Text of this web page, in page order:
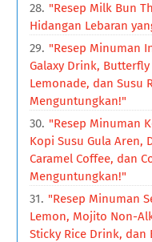
"Resep Milk Bun
Hidangan Lebaran
"Resep Minuman
Galaxy Drink,
Lemonade, dan Susu
Menguntungkan!"
"Resep Minuman
Kopi Susu Gula Aren,
Caramel Coffee, dan
Menguntungkan!"
"Resep Minuman
Lemon, Mojito Non-
Sticky Rice Drink, dan